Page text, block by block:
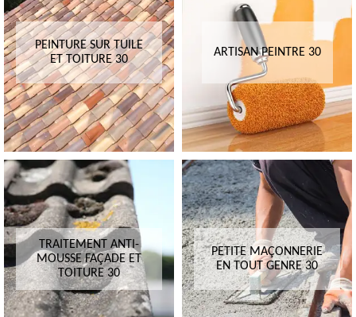
PEINTURE SUR TUILE
ET TOITURE 30
ARTISAN PEINTRE 30
TRAITEMENT ANTI-
MOUSSE FAÇADE ET
TOITURE 30
PETITE MAÇONNERIE
EN TOUT GENRE 30